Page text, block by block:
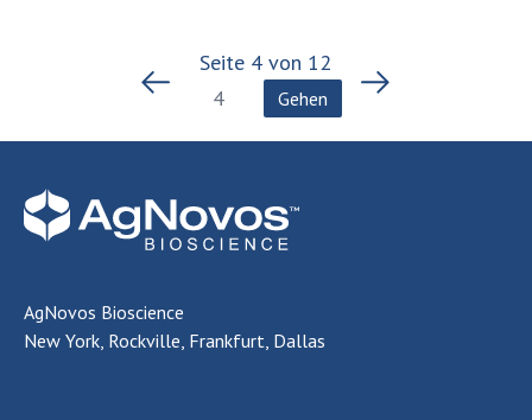
Seite 4 von 12
Gehen
AgNovos Bioscience
New York, Rockville, Frankfurt, Dallas